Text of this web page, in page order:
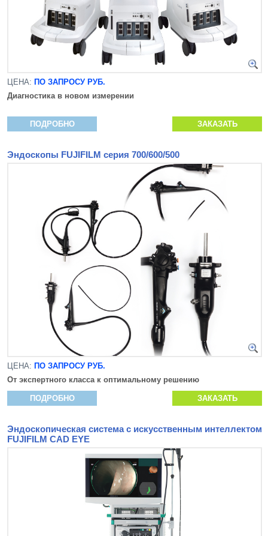
ЦЕНА: ПО ЗАПРОСУ РУБ.
Диагностика в новом измерении
ПОДРОБНО ЗАКАЗАТЬ
Эндоскопы FUJIFILM серия 700/600/500
ЦЕНА: ПО ЗАПРОСУ РУБ.
От экспертного класса к оптимальному решению
ПОДРОБНО ЗАКАЗАТЬ
Эндоскопическая система с искусственным интеллектом
FUJIFILM CAD EYE